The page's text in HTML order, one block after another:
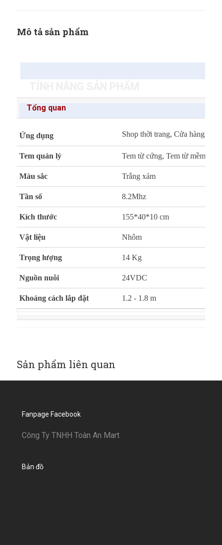
Mô tả sản phẩm
Tổng quan
Ứng dụng Shop thời trang, Cửa hàng
Tem quản lý Tem từ cứng, Tem từ mềm
Màu sắc Trắng xám
Tần số 8.2Mhz
Kích thước 155*40*10 cm
Vật liệu Nhôm
Trọng lượng 14 Kg
Nguồn nuôi 24VDC
Khoảng cách lắp đặt 1.2 - 1.8 m
Sản phẩm liên quan
Fanpage Facebook
Công Ty TNHH Toàn An Mart
Bản đồ